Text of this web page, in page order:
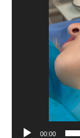
00:00